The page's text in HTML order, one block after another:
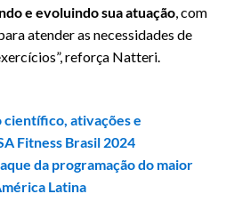
e evoluindo sua atuação, com
atender as necessidades de
reforça Natteri.
ativações e
Fitness Brasil 2024
da programação do maior
Latina